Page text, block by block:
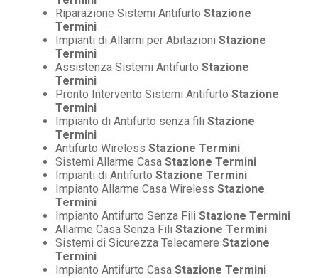
Riparazione Sistemi Antifurto Stazione
Termini
Impianti di Allarmi per Abitazioni Stazione
Termini
Assistenza Sistemi Antifurto Stazione
Termini
Pronto Intervento Sistemi Antifurto Stazione
Termini
Impianto di Antifurto senza fili Stazione
Termini
Antifurto Wireless Stazione Termini
Sistemi Allarme Casa Stazione Termini
Impianti di Antifurto Stazione Termini
Impianto Allarme Casa Wireless Stazione
Termini
Impianto Antifurto Senza Fili Stazione Termini
Allarme Casa Senza Fili Stazione Termini
Sistemi di Sicurezza Telecamere Stazione
Termini
Impianto Antifurto Casa Stazione Termini